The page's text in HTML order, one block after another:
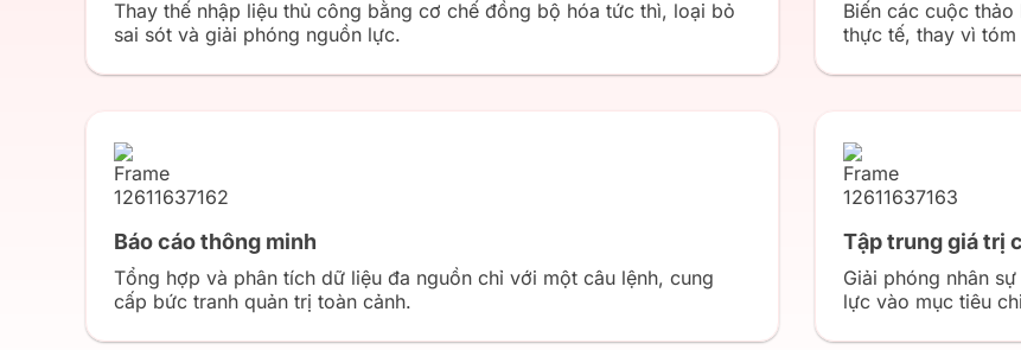
Thay thế nhập liệu thủ công bằng cơ chế đồng bộ hóa tức thì, loại bỏ
sai sót và giải phóng nguồn lực.
Biến các cuộc
thực tế, thay vì
Báo cáo thông minh
Tổng hợp và phân tích dữ liệu đa nguồn chỉ với một câu lệnh, cung
cấp bức tranh quản trị toàn cảnh.
Tập trung giá trị
Giải phóng nhân
lực vào mục tiêu